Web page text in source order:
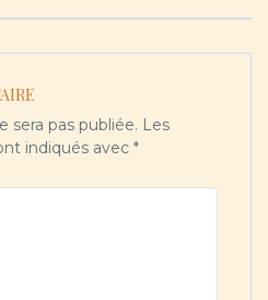
sera pas publiée. Les
indiqués avec *